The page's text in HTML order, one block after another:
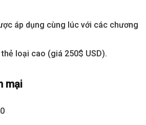
áp dụng cùng lúc với các chương
loại cao (giá 250$ USD).
mại